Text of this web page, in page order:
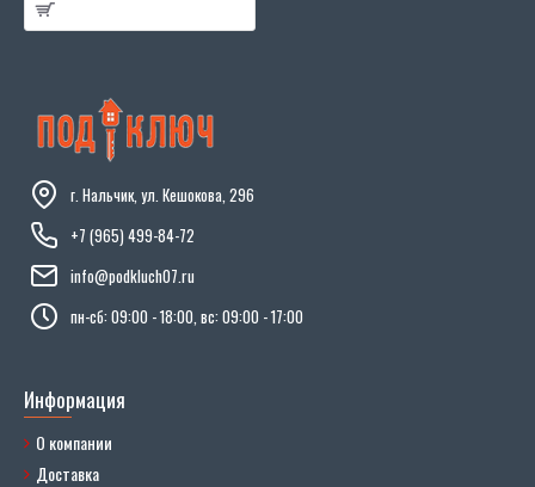
г. Нальчик, ул. Кешокова, 296
+7 (965) 499-84-72
info@podkluch07.ru
пн-сб: 09:00 - 18:00, вс: 09:00 - 17:00
Информация
О компании
Доставка